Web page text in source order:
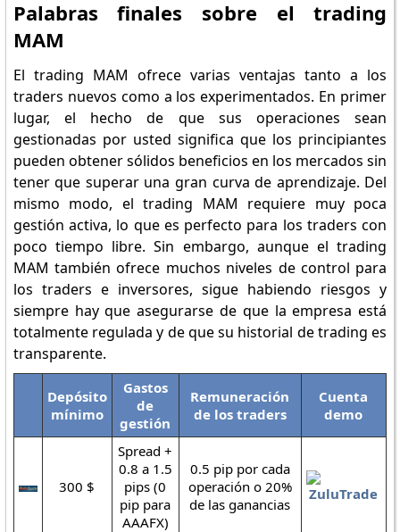
Palabras finales sobre el trading
MAM
El trading MAM ofrece varias ventajas tanto a los
traders nuevos como a los experimentados. En primer
lugar, el hecho de que sus operaciones sean
gestionadas por usted significa que los principiantes
pueden obtener sólidos beneficios en los mercados sin
tener que superar una gran curva de aprendizaje. Del
mismo modo, el trading MAM requiere muy poca
gestión activa, lo que es perfecto para los traders con
poco tiempo libre. Sin embargo, aunque el trading
MAM también ofrece muchos niveles de control para
los traders e inversores, sigue habiendo riesgos y
siempre hay que asegurarse de que la empresa está
totalmente regulada y de que su historial de trading es
transparente.
Depósito
mínimo
Gastos
de
gestión
Remuneración
de los traders
Cuenta
demo
300 $
Spread +
0.8 a 1.5
pips (0
pip para
AAAFX)
0.5 pip por cada
operación o 20%
de las ganancias